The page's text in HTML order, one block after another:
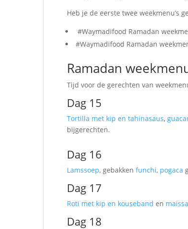
Heb je de eerste twee weekmenu’s
#Waymadifood Ramadan
#Waymadifood Ramadan
Ramadan
Tijd voor de gerechten van
Dag 15
Tortilla met kip en tahinasaus,
bijgerechten.
Dag 16
Lamssoep, gebakkenfunchi, pogaca
Dag 17
Roti met kip en kouseband en
Dag 18